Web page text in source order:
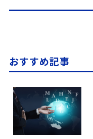
おすすめ記事